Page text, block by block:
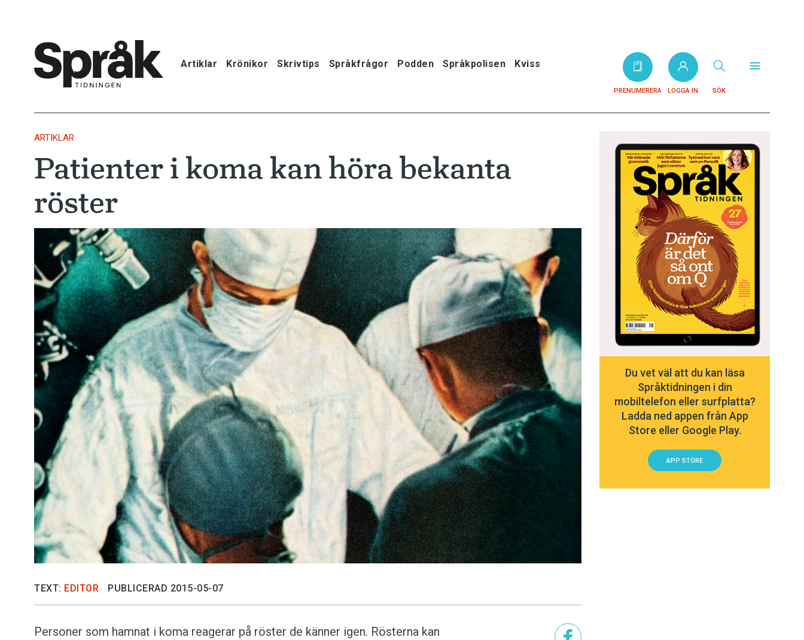
Artiklar Krönikor Skrivtips Språkfrågor Podden Språkpolisen Kviss
PRENUMERERA LOGGA IN SÖK
Krönikor
Skrivtips
Bokrecensioner
Kviss
Podden
Anmäl till språkpolisen
Föreslå nyord
Annonsera
Prenumerera
Läs Språktidningen digitalt
Press
ARTIKLAR
Patienter i koma kan höra bekanta
röster
TEXT: EDITOR PUBLICERAD 2015-05-07
Personer som hamnat i koma reagerar på röster de känner igen. Rösterna kan
Du vet väl att du kan läsa
Språktidningen i din
mobiltelefon eller surfplatta?
Ladda ned appen från App
Store eller Google Play.
APP STORE